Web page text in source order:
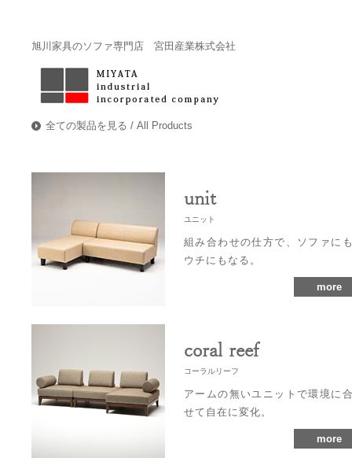
旭川家具のソファ専門店 宮田産業株式会社
全ての製品を見る / All Products
unit
ユニット
組み合わせの仕方で、ソファに
ウチにもなる。
more
coral reef
コーラルリーフ
アームの無いユニットで環境に
せて自在に変化。
more